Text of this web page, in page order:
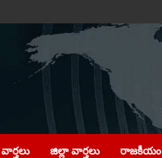
జిల్లా వార్తలు రాజకీయం